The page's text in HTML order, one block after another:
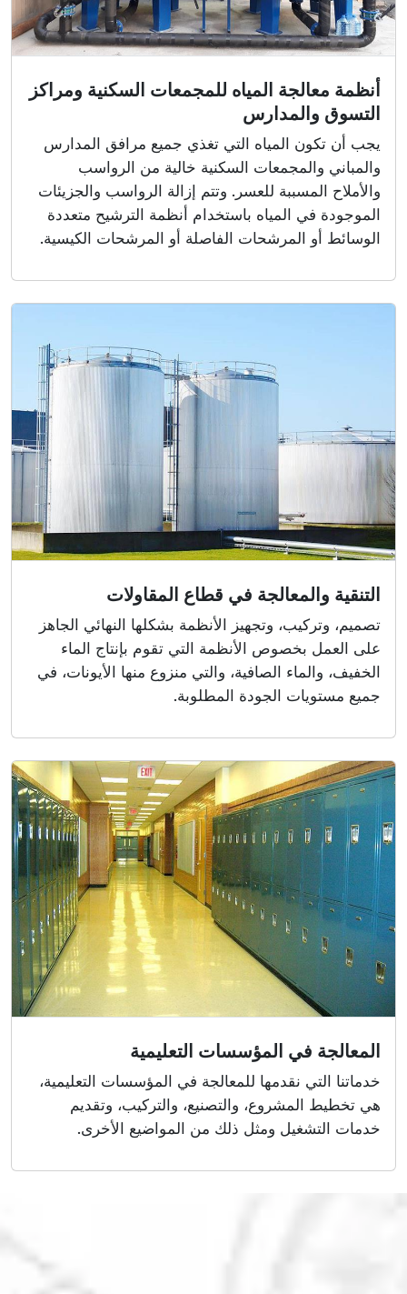
أنظمة معالجة المياه للمجمعات السكنية ومراكز
التسوق والمدارس
يجب أن تكون المياه التي تغذي جميع مرافق المدارس
والمباني والمجمعات السكنية خالية من الرواسب
والأملاح المسببة للعسر. وتتم إزالة الرواسب والجزيئات
الموجودة في المياه باستخدام أنظمة الترشيح متعددة
الوسائط أو المرشحات الفاصلة أو المرشحات الكيسية.
التنقية والمعالجة في قطاع المقاولات
تصميم، وتركيب، وتجهيز الأنظمة بشكلها النهائي الجاهز
على العمل بخصوص الأنظمة التي تقوم بإنتاج الماء
الخفيف، والماء الصافية، والتي منزوع منها الأيونات، في
جميع مستويات الجودة المطلوبة.
المعالجة في المؤسسات التعليمية
خدماتنا التي نقدمها للمعالجة في المؤسسات التعليمية،
هي تخطيط المشروع، والتصنيع، والتركيب، وتقديم
خدمات التشغيل ومثل ذلك من المواضيع الأخرى.